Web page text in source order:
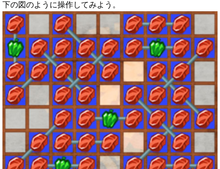
下の図のように操作してみよう。